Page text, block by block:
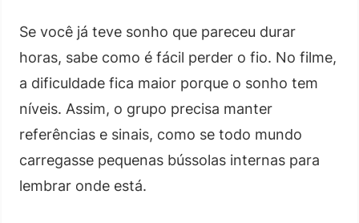
Se você já teve sonho que pareceu durar
horas, sabe como é fácil perder o fio. No filme,
a dificuldade fica maior porque o sonho tem
níveis. Assim, o grupo precisa manter
referências e sinais, como se todo mundo
carregasse pequenas bússolas internas para
lembrar onde está.